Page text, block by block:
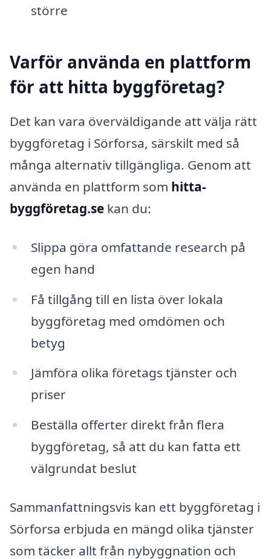
större
Varför använda en plattform
för att hitta byggföretag?
Det kan vara överväldigande att välja rätt
byggföretag i Sörforsa, särskilt med så
många alternativ tillgängliga. Genom att
använda en plattform som hitta-
byggföretag.se kan du:
Slippa göra omfattande research på
egen hand
Få tillgång till en lista över lokala
byggföretag med omdömen och
betyg
Jämföra olika företags tjänster och
priser
Beställa offerter direkt från flera
byggföretag, så att du kan fatta ett
välgrundat beslut
Sammanfattningsvis kan ett byggföretag i
Sörforsa erbjuda en mängd olika tjänster
som täcker allt från nybyggnation och